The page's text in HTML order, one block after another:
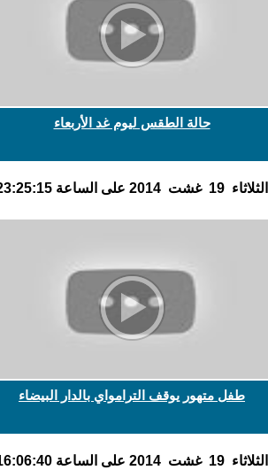
حالة الطقس ليوم غد الأربعاء
الثلاثاء 19 غشت 2014 على الساعة 23:25:15
طفل متهور يوقف الترامواي بالدار البيضاء
الثلاثاء 19 غشت 2014 على الساعة 16:06:40